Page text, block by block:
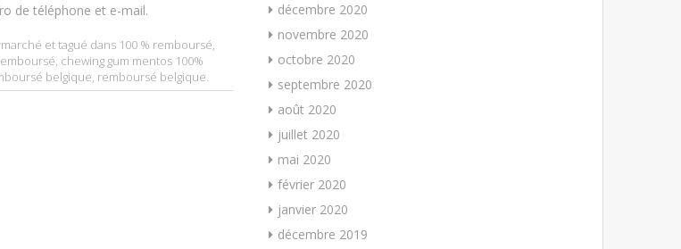
de téléphone et e-mail.
et tagué dans 100 % remboursé
chewing gum mentos 100%
belgique remboursé belgique
décembre 2020
novembre 2020
octobre 2020
septembre 2020
août 2020
juillet 2020
mai 2020
février 2020
janvier 2020
décembre 2019